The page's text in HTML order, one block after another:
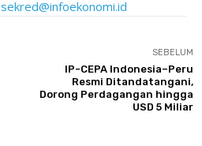
sekred@infoekonomi.id
SEBELUM
IP-CEPA Indonesia–Peru
Resmi Ditandatangani,
Dorong Perdagangan hingga
USD 5 Miliar